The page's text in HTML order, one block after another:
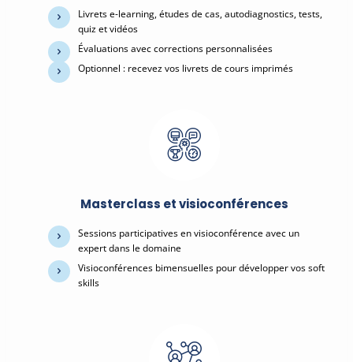
Livrets e-learning, études de cas, autodiagnostics, tests,
quiz et vidéos
Évaluations avec corrections personnalisées
Optionnel : recevez vos livrets de cours imprimés
Masterclass et visioconférences
Sessions participatives en visioconférence avec un
expert dans le domaine
Visioconférences bimensuelles pour développer vos soft
skills